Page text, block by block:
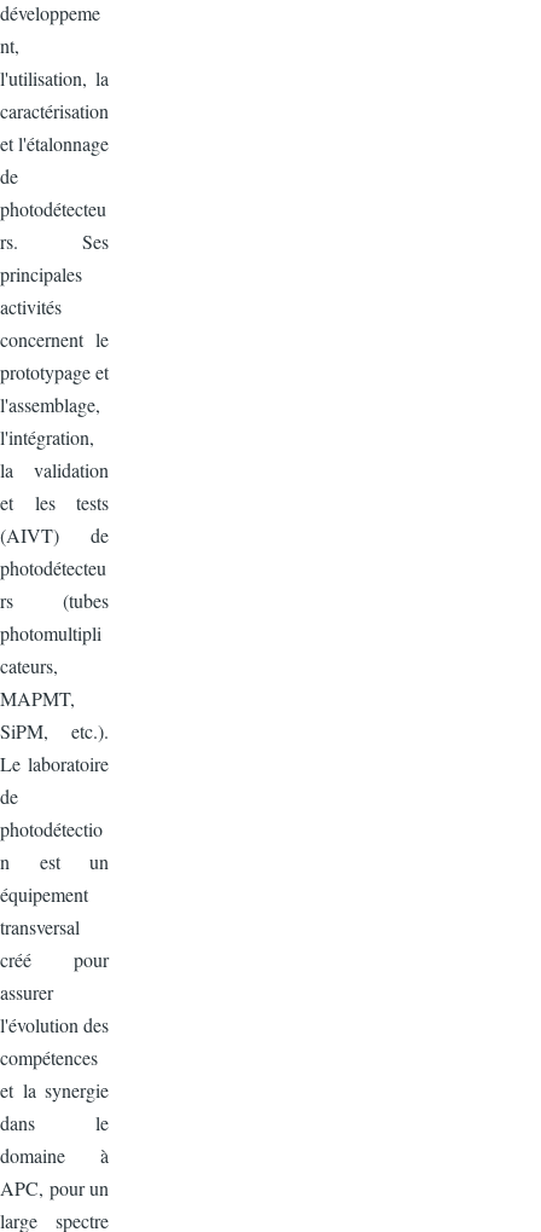
développeme
nt,
l'utilisation, la
caractérisation
et l'étalonnage
de
photodétecteu
rs. Ses
principales
activités
concernent le
prototypage et
l'assemblage,
l'intégration,
la validation
et les tests
(AIVT) de
photodétecteu
rs (tubes
photomultipli
cateurs,
MAPMT,
SiPM, etc.).
Le laboratoire
de
photodétectio
n est un
équipement
transversal
créé pour
assurer
l'évolution des
compétences
et la synergie
dans le
domaine à
APC, pour un
large spectre